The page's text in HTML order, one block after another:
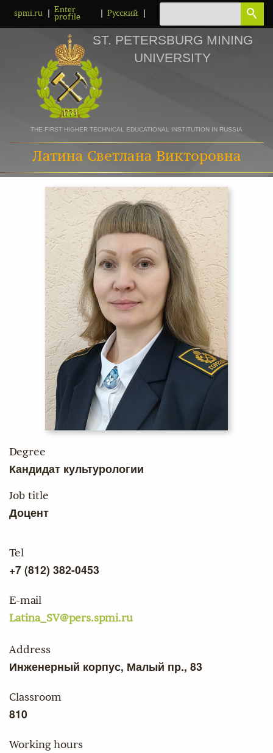
spmi.ru
Enter
profile
Русский
ST. PETERSBURG MINING
UNIVERSITY
THE FIRST HIGHER TECHNICAL EDUCATIONAL INSTITUTION IN RUSSIA
Латина Светлана Викторовна
Degree
Кандидат культурологии
Job title
Доцент
Tel
+7 (812) 382-0453
Е-mail
Latina_SV@pers.spmi.ru
Address
Инженерный корпус, Малый пр., 83
Classroom
810
Working hours